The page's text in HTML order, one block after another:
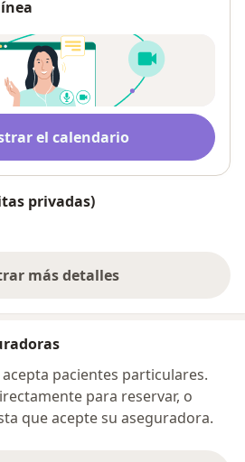
el calendario
privadas)
más detalles
sobre la dirección
pacientes particulares.
para reservar, o
que acepte su aseguradora.